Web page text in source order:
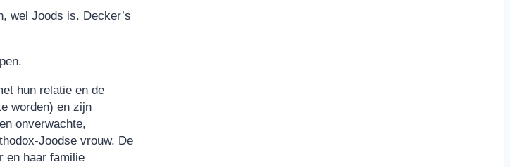
wel Joods is. Decker’s
hun relatie en de
worden) en zijn
onverwachte,
Joodse vrouw. De
en haar familie